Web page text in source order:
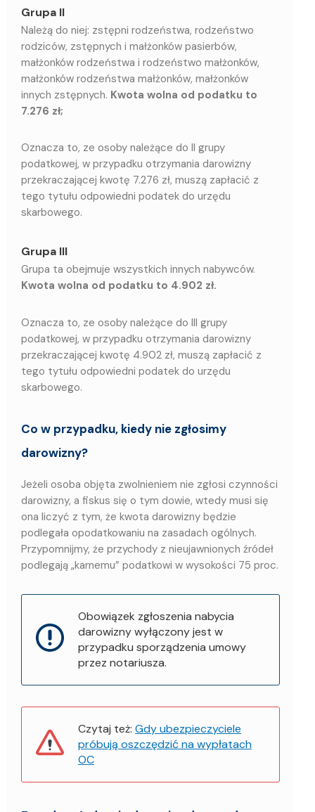
Grupa II
Należą do niej: zstępni rodzeństwa, rodzeństwo
rodziców, zstępnych i małżonków pasierbów,
małżonków rodzeństwa i rodzeństwo małżonków,
małżonków rodzeństwa małżonków, małżonków
innych zstępnych. Kwota wolna od podatku to
7.276 zł;
Oznacza to, ze osoby należące do II grupy
podatkowej, w przypadku otrzymania darowizny
przekraczającej kwotę 7.276 zł, muszą zapłacić z
tego tytułu odpowiedni podatek do urzędu
skarbowego.
Grupa III
Grupa ta obejmuje wszystkich innych nabywców.
Kwota wolna od podatku to 4.902 zł.
Oznacza to, ze osoby należące do III grupy
podatkowej, w przypadku otrzymania darowizny
przekraczającej kwotę 4.902 zł, muszą zapłacić z
tego tytułu odpowiedni podatek do urzędu
skarbowego.
Co w przypadku, kiedy nie zgłosimy
darowizny?
Jeżeli osoba objęta zwolnieniem nie zgłosi czynności
darowizny, a fiskus się o tym dowie, wtedy musi się
ona liczyć z tym, że kwota darowizny będzie
podlegała opodatkowaniu na zasadach ogólnych.
Przypomnijmy, że przychody z nieujawnionych źródeł
podlegają „karnemu” podatkowi w wysokości 75 proc.
Obowiązek zgłoszenia nabycia
darowizny wyłączony jest w
przypadku sporządzenia umowy
przez notariusza.
Czytaj też: Gdy ubezpieczyciele
próbują oszczędzić na wypłatach
OC